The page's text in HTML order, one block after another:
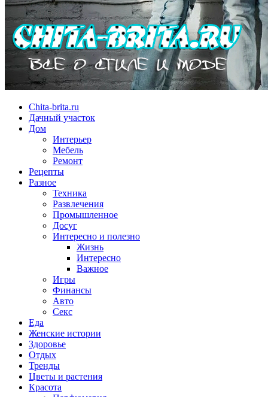
Chita-brita.ru
Дачный участок
Дом
Интерьер
Мебель
Ремонт
Рецепты
Разное
Техника
Развлечения
Промышленное
Досуг
Интересно и полезно
Жизнь
Интересно
Важное
Игры
Финансы
Авто
Секс
Еда
Женские истории
Здоровье
Отдых
Тренды
Цветы и растения
Красота